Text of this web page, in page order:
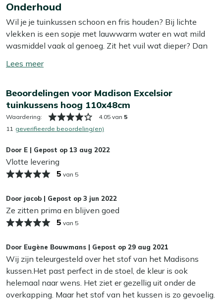
zomerdagen. Deze kussens zijn ideaal voor verstelbare
tuinstoelen, waar je nét dat extra beetje zitcomfort wil.
Dankzij de neutrale kleur passen ze bij vrijwel elke
tuininrichting. Hoewel de hoes niet afritsbaar is, blijft het
kussen er netjes uitzien door de duurzame stof.
meer
Onderhoud
Wil je je tuinkussen schoon en fris houden? Bij lichte
vlekken is een sopje met lauwwarm water en wat mild
wasmiddel vaak al genoeg. Zit het vuil wat dieper? Dan
hardnekkige vlekken los te krijgen zonder de stof aan te
schaduw laat opdrogen, zo voorkom je dat de kleur
terugloopt.
Wil je het jezelf nog makkelijker maken? Dan is het slim
Kees Smit Textiel & Rope beschermer. Deze maakt je
kussens water- en vuilafstotend, zodat ze langer schoon
blijven. Dat bespaart je weer schoonmaakwerk!
Kan ik mijn tuinkussens het hele jaar buiten
laten liggen?
Wij adviseren om je tuinkussens droog op te bergen als je
kunnen op termijn last krijgen van vocht, wat slijtage en
schimmel kan veroorzaken. In de herfst en winter bewaar
je je kussens het beste binnen of in een waterdichte
opbergbox. Zo blijven ze langer mooi en fris!
Toon/verberg
Beoordelingen voor Madison Excelsior
tuinkussens hoog 110x48cm
Waardering: 4.05 van 5
11 geverifieerde beoordeling(en)
Door E | Gepost op 13 aug 2022
Vlotte levering
5 van 5
Door jacob | Gepost op 3 jun 2022
Ze zitten prima en blijven goed
5 van 5
Door Eugène Bouwmans | Gepost op 29 aug 2021
Wij zijn teleurgesteld over het stof van het Madisons
kussen.Het past perfect in de stoel, de kleur is ook
helemaal naar wens. Het ziet er gezellig uit onder de
overkapping. Maar het stof van het kussen is zo gevoelig.